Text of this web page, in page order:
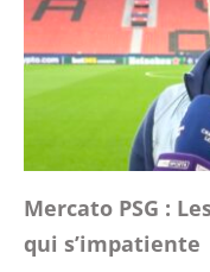
Mercato PSG :
qui s’impatiente